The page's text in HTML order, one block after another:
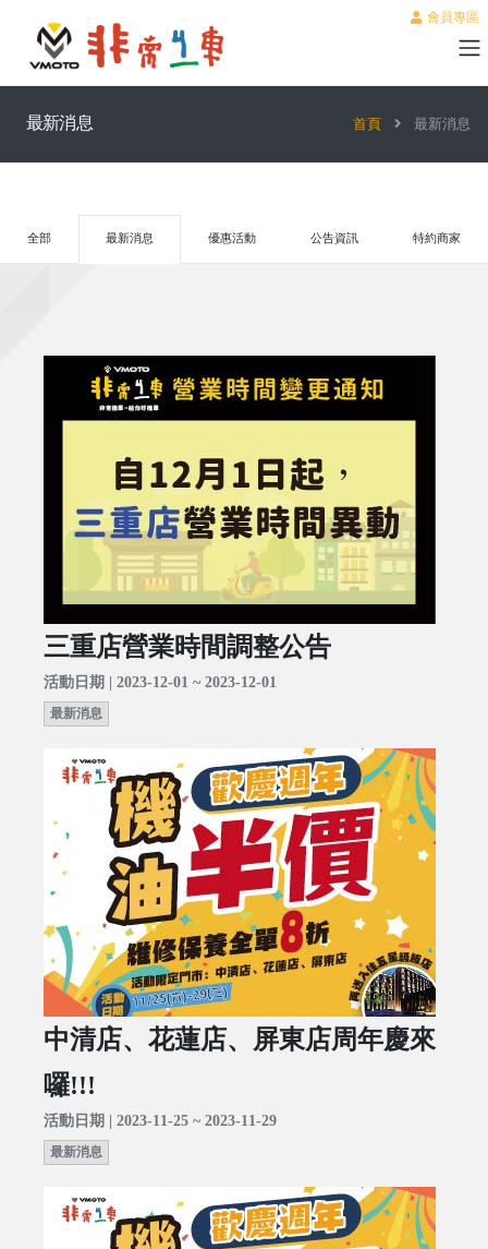
會員專區
最新消息 首頁 最新消息
全部 最新消息 優惠活動 公告資訊 特約商家
三重店營業時間調整公告
活動日期 | 2023-12-01 ~ 2023-12-01
最新消息
中清店、花蓮店、屏東店周年慶來
囉!!!
活動日期 | 2023-11-25 ~ 2023-11-29
最新消息